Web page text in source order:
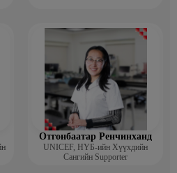
Отгонбаатар Ренчинханд
UNIСЕF, НҮБ-ийн Хүүхдийн
Сангийн Supporter